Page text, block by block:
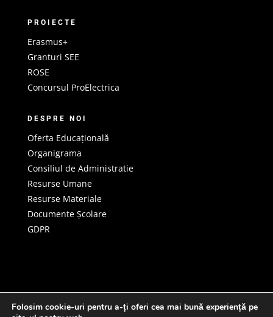
PROIECTE
Erasmus+
Granturi SEE
ROSE
Concursul ProElectrica
DESPRE NOI
Oferta Educațională
Organigrama
Consiliul de Administratie
Resurse Umane
Resurse Materiale
Documente Școlare
GDPR
Folosim cookie-uri pentru a-ți oferi cea mai bună experiență pe